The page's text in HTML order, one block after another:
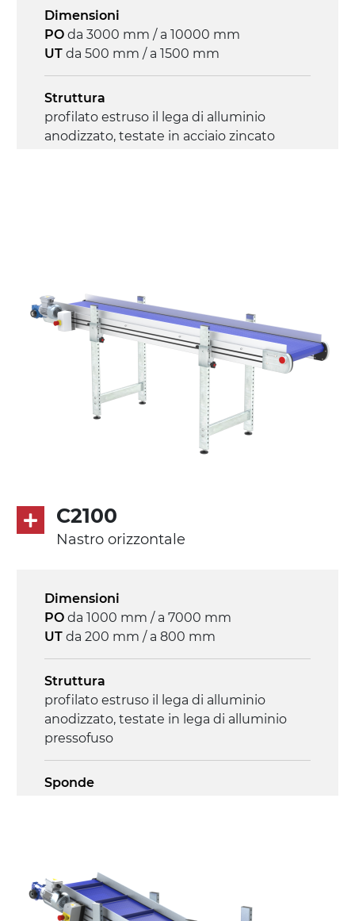
Controllo
on/off, E-Stop, protezione termica motore
Dimensioni
PO da 3000 mm / a 10000 mm
UT da 500 mm / a 1500 mm
Struttura
profilato estruso il lega di alluminio
anodizzato, testate in acciaio zincato
(angolo di regolazione da 0°÷55°)
gambe in tubolare in metallo zincato,
ruote pivottanti con/senza freno (2+2)
Tappeto
modulare PP superficie blue
profili di trasporto in PP blue
con frizione, motore asincrono trifase
multi tensione 230/400Vac-50Hz-3F
Controllo
C2100
Nastro orizzontale
Dimensioni
PO da 1000 mm / a 7000 mm
UT da 200 mm / a 800 mm
Struttura
profilato estruso il lega di alluminio
anodizzato, testate in lega di alluminio
pressofuso
Sponde
cannocchiali in lega di alluminio
pressofuso, gambe in tubolare in metallo